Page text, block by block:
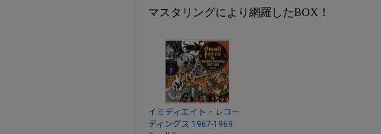
マスタリングにより網羅したBOX！
イミディエイト・レコー
ディングス 1967-1969